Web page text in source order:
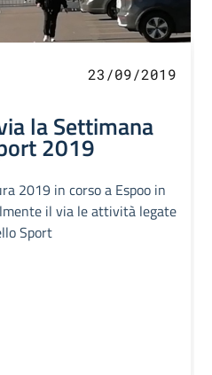
23/09/2019
la Settimana
2019
2019 in corso a Espoo in
il via le attività legate
Sport